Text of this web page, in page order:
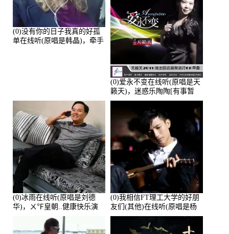
(0)没有你的日子我真的好孤
单在线听(原唱是韩晶)，牵手
(0)爱永不变在线听(原唱是天
籁天)，迷惑乐陶陶[有事暂
离]演唱点播:27678次
(0)冰雨在线听(原唱是刘德
华)，ㄨ℉皇朝..健康快乐演
(0)我相信FT理工大学的好朋
友们(其他)在线听(原唱是杨
培安)，老乔演唱点播:23714